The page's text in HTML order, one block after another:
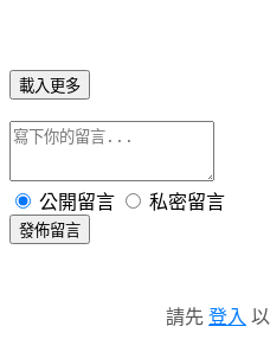
載入更多
公開留言 私密留言
發佈留言
請先 登入